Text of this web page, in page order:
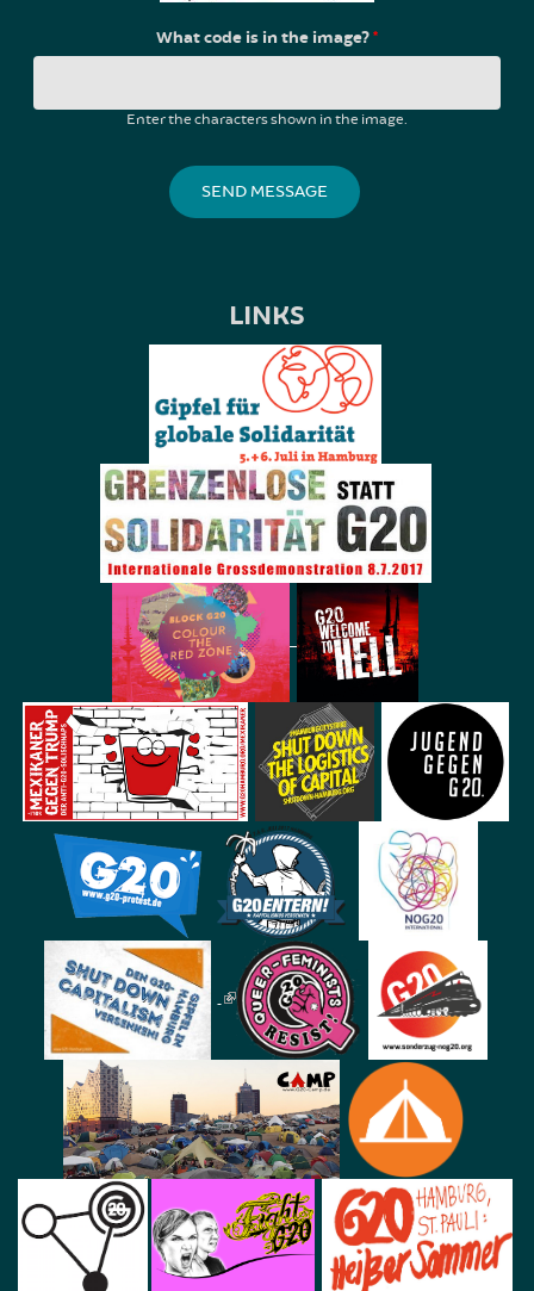
What code is in the image?*
Enter the characters shown in the image.
LINKS